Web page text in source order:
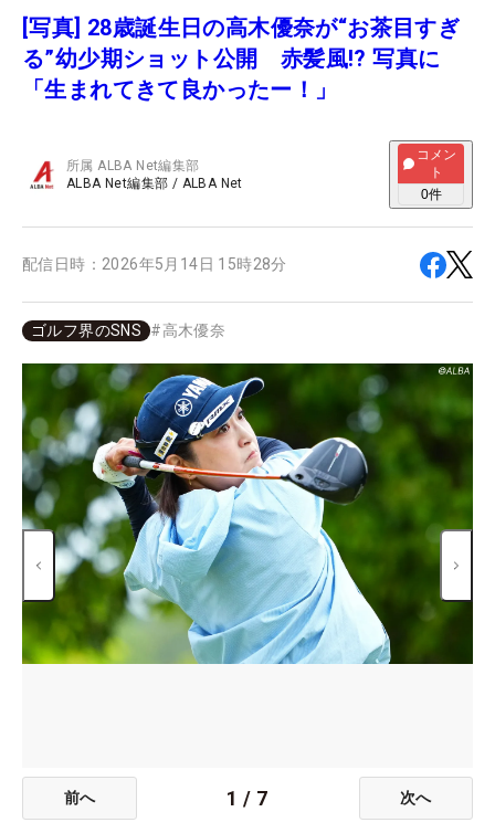
[写真] 28歳誕生日の高木優奈が“お茶目すぎ
る”幼少期ショット公開 赤髪風!? 写真に
「生まれてきて良かったー！」
所属ALBA Net編集部
ALBA Net編集部 / ALBA Net
コメン
ト
0件
配信日時： 2026年5月14日 15時28分
ゴルフ界のSNS #高木優奈
前へ 1 / 7 次へ